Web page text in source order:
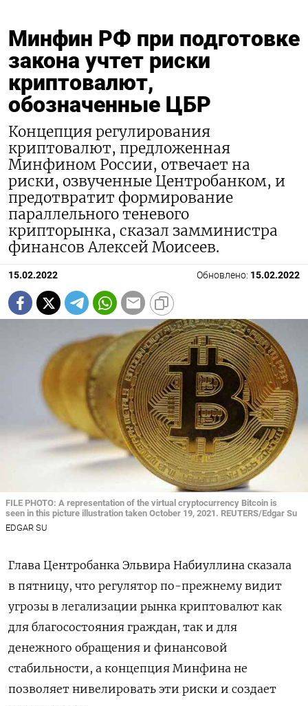
Минфин РФ при подготовке
закона учтет риски
криптовалют,
обозначенные ЦБР
Концепция регулирования
криптовалют, предложенная
Минфином России, отвечает на
риски, озвученные Центробанком, и
предотвратит формирование
параллельного теневого
крипторынка, сказал замминистра
финансов Алексей Моисеев.
15.02.2022 Обновлено: 15.02.2022
FILE PHOTO: A representation of the virtual cryptocurrency Bitcoin is
seen in this picture illustration taken October 19, 2021. REUTERS/Edgar Su
EDGAR SU
Глава Центробанка Эльвира Набиуллина сказала
в пятницу, что регулятор по-прежнему видит
угрозы в легализации рынка криптовалют как
для благосостояния граждан, так и для
денежного обращения и финансовой
стабильности, а концепция Минфина не
позволяет нивелировать эти риски и создает